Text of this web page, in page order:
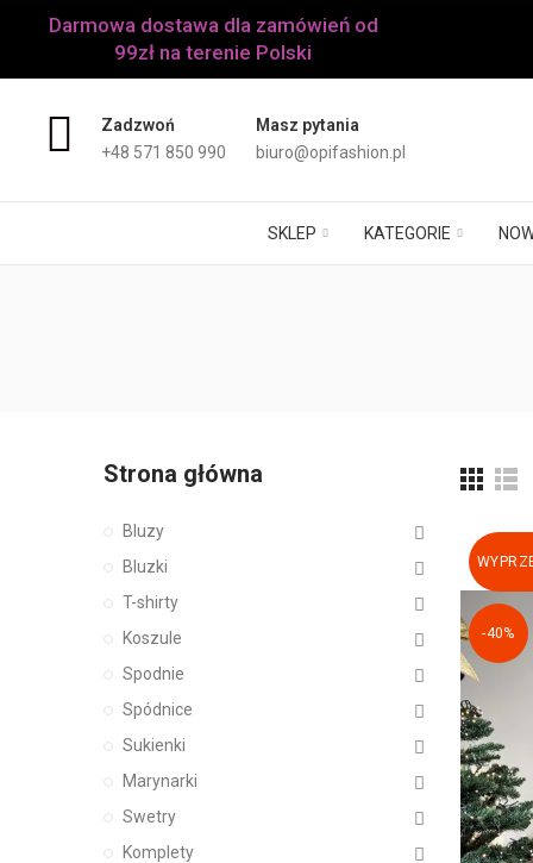
Darmowa dostawa dla zamówień od
99zł na terenie Polski
Zadzwoń
+48 571 850 990
Masz pytania
biuro@opifashion.pl
SKLEP KATEGORIE
-40%
Strona główna
Bluzy
Bluzki
T-shirty
Koszule
Spodnie
Spódnice
Sukienki
Marynarki
Swetry
Komplety